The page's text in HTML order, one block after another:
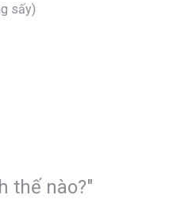
sấy)
thế nào?"